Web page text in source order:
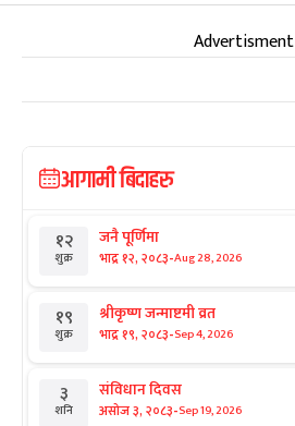
Advertisment
आगामी बिदाहरु
१२
शुक्र
जनै पूर्णिमा
भाद्र १२, २०८३-Aug 28, 2026
१९
शुक्र
श्रीकृष्ण जन्माष्टमी व्रत
भाद्र १९, २०८३-Sep 4, 2026
३
शनि
संविधान दिवस
असोज ३, २०८३-Sep 19, 2026